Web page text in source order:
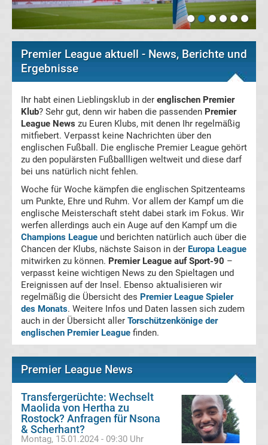
Conference
Premier
La
Liga
Serie
A
Türk.
Süper
Lig
Internat.
UEFA
Youth
Premier League aktuell - News, Berichte und
Ergebnisse
Ihr habt einen Lieblingsklub in der englischen Premier
Klub? Sehr gut, denn wir haben die passenden Premier
League News zu Euren Klubs, mit denen Ihr regelmäßig
mitfiebert. Verpasst keine Nachrichten über den
englischen Fußball. Die englische Premier League gehört
zu den populärsten Fußballligen weltweit und diese darf
bei uns natürlich nicht fehlen.
Woche für Woche kämpfen die englischen Spitzenteams
um Punkte, Ehre und Ruhm. Vor allem der Kampf um die
englische Meisterschaft steht dabei stark im Fokus. Wir
werfen allerdings auch ein Auge auf den Kampf um die
Champions League und berichten natürlich auch über die
Chancen der Klubs, nächste Saison in der Europa League
mitwirken zu können. Premier League auf Sport-90 –
verpasst keine wichtigen News zu den Spieltagen und
Ereignissen auf der Insel. Ebenso aktualisieren wir
regelmäßig die Übersicht des Premier League Spieler
des Monats. Weitere Infos und Daten lassen sich zudem
auch in der Übersicht aller Torschützenkönige der
englischen Premier League finden.
Premier League News
Transfergerüchte: Wechselt
Maolida von Hertha zu
Rostock? Anfragen für Nsona
& Scherhant?
Montag, 15.01.2024 - 09:30 Uhr